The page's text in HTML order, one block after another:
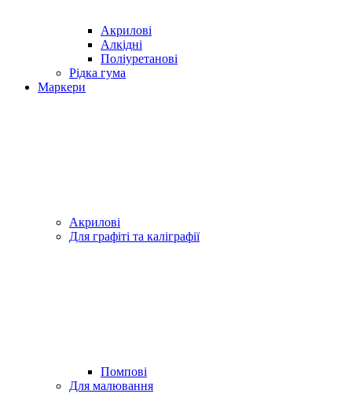
Акрилові
Алкідні
Поліуретанові
Рідка гума
Маркери
Акрилові
Для графіті та каліграфії
Помпові
Для малювання